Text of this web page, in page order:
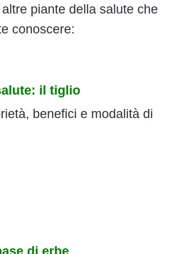
piante della salute che
conoscere:
il tiglio
benefici e modalità di
di erbe